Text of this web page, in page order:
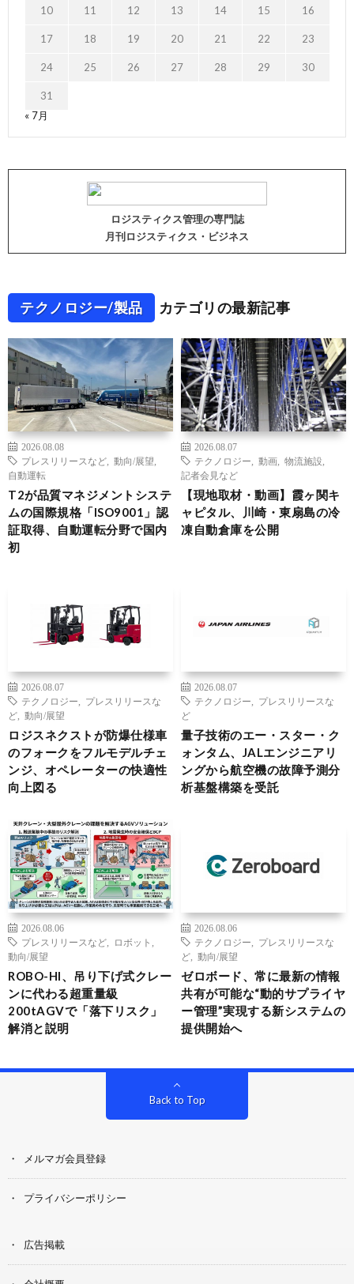
10 11 12 13 14 15 16
17 18 19 20 21 22 23
24 25 26 27 28 29 30
31
« 7月
ロジスティクス管理の専門誌
月刊ロジスティクス・ビジネス
テクノロジー/製品 カテゴリの最新記事
2026.08.08
プレスリリースなど
動向/展望
自動運転
T2が品質マネジメントシステ
ムの国際規格「ISO9001」認
証取得、自動運転分野で国内
初
2026.08.07
テクノロジー
動画 物流施設
記者会見など
【現地取材・動画】霞ヶ関キ
ャピタル、川崎・東扇島の冷
凍自動倉庫を公開
2026.08.07
テクノロジー
プレスリリースな
ど
動向/展望
ロジスネクストが防爆仕様車
のフォークをフルモデルチェ
ンジ、オペレーターの快適性
向上図る
2026.08.07
テクノロジー
プレスリリースな
ど
量子技術のエー・スター・ク
ォンタム、JALエンジニアリ
ングから航空機の故障予測分
析基盤構築を受託
2026.08.06
プレスリリースなど
ロボット
動向/展望
ROBO-HI、吊り下げ式クレー
ンに代わる超重量級
200tAGVで「落下リスク」
解消と説明
2026.08.06
テクノロジー
プレスリリースな
ど
動向/展望
ゼロボード、常に最新の情報
共有が可能な“動的サプライヤ
ー管理”実現する新システムの
提供開始へ
Back to Top
メルマガ会員登録
プライバシーポリシー
広告掲載